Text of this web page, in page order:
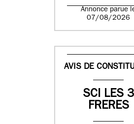
Annonce parue
07/08/2026
AVIS DE
SCI LES 3
FRERES